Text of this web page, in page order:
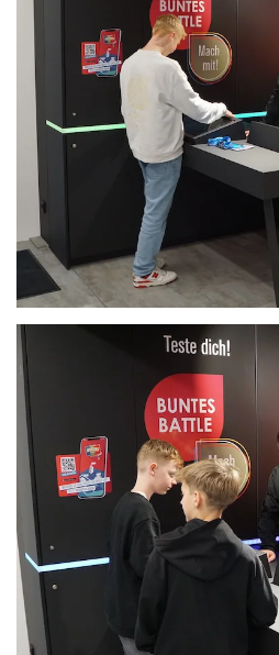
Anschauen....
Anschauen....